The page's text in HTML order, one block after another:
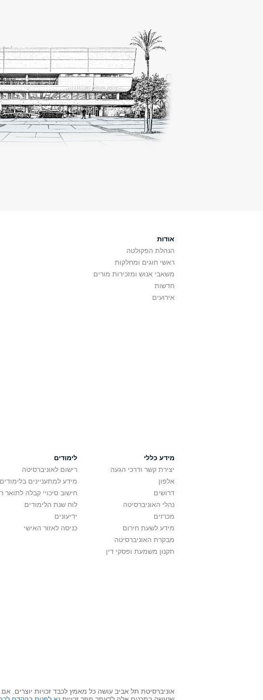
אודות
הנהלת הפקולטה
ראשי חוגים ומחלקות
משאבי אנוש ומזכירות מורים
חדשות
אירועים
מידע כללי
יצירת קשר ודרכי הגעה
אלפון
דרושים
נהלי האוניברסיטה
מכרזים
מידע לשעת חירום
מבקרת האוניברסיטה
תקנון משמעת ופסקי דין
לימודים
רישום לאוניברסיטה
מידע למתעניינים בלימודים
חישוב סיכויי קבלה לתואר
לוח שנת הלימודים
ידיעונים
כניסה לאזור האישי
אוניברסיטת תל אביב עושה כל מאמץ לכבד זכויות יוצרים.